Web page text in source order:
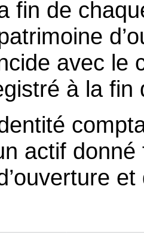
fin de
avec le
à la
actif